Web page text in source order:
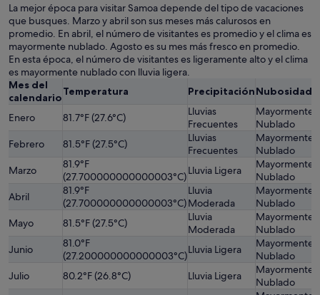
La mejor época para visitar Samoa depende del tipo de vacaciones
que busques. Marzo y abril son sus meses más calurosos en
promedio. En abril, el número de visitantes es promedio y el clima es
mayormente nublado. Agosto es su mes más fresco en promedio.
En esta época, el número de visitantes es ligeramente alto y el clima
es mayormente nublado con lluvia ligera.
Mes del
calendarioTemperatura PrecipitaciónNubosidad
Enero 81.7°F (27.6°C)
Lluvias
Frecuentes
Mayormente
Nublado
Febrero 81.5°F (27.5°C)
Lluvias
Frecuentes
Mayormente
Nublado
Marzo
81.9°F
(27.700000000000003°C)Lluvia Ligera
Mayormente
Nublado
Abril
81.9°F
(27.700000000000003°C)
Lluvia
Moderada
Mayormente
Nublado
Mayo 81.5°F (27.5°C)
Lluvia
Moderada
Mayormente
Nublado
Junio
81.0°F
(27.200000000000003°C)Lluvia Ligera
Mayormente
Nublado
Julio
80.2°F (26.8°C) Lluvia Ligera
Mayormente
Nublado